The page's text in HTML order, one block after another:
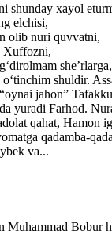
shunday xayol
elchisi,
olib nuri quvvatni,
Xuffozni,
she’rlarga,
shuldir.
jahon”
yuradi Farhod.
qahat, Hamon
qadamba-
va...
Muhammad Bobur